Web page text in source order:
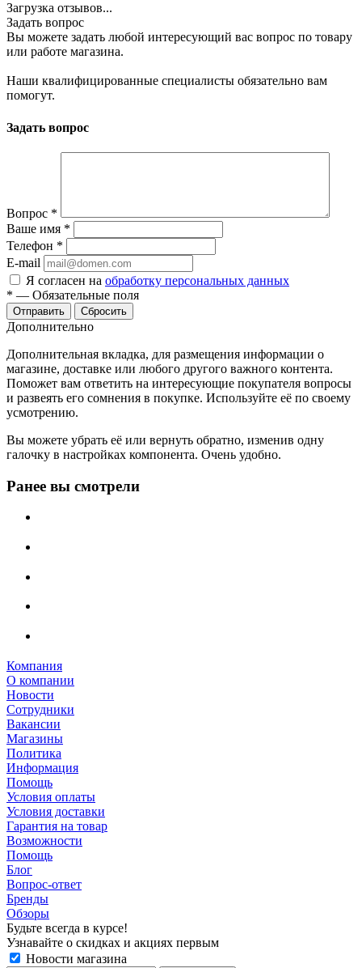
Загрузка отзывов...
Задать вопрос
Вы можете задать любой интересующий вас вопрос по товару
или работе магазина.
Наши квалифицированные специалисты обязательно вам
помогут.
Задать вопрос
Вопрос *
Ваше имя *
Телефон *
E-mail
Я согласен на обработку персональных данных
* — Обязательные поля
Отправить Сбросить
Дополнительно
Дополнительная вкладка, для размещения информации о
магазине, доставке или любого другого важного контента.
Поможет вам ответить на интересующие покупателя вопросы
и развеять его сомнения в покупке. Используйте её по своему
усмотрению.
Вы можете убрать её или вернуть обратно, изменив одну
галочку в настройках компонента. Очень удобно.
Ранее вы смотрели
Компания
О компании
Новости
Сотрудники
Вакансии
Магазины
Политика
Информация
Помощь
Условия оплаты
Условия доставки
Гарантия на товар
Возможности
Помощь
Блог
Вопрос-ответ
Бренды
Обзоры
Будьте всегда в курсе!
Узнавайте о скидках и акциях первым
Новости магазина